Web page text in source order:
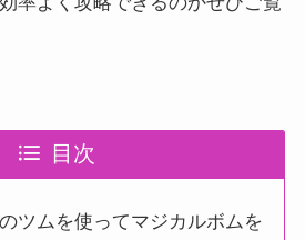
目次
ツムを使ってマジカルボムを